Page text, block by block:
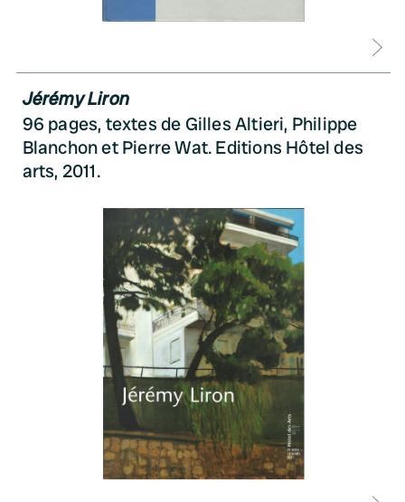
Jérémy Liron
96 pages, textes de Gilles Altieri, Philippe
Blanchon et Pierre Wat. Editions Hôtel des
arts, 2011.